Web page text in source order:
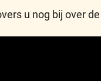
u nog bij over